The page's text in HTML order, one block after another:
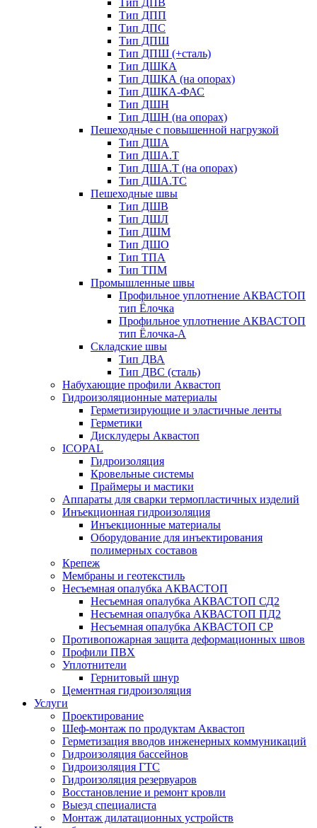
Тип ДПВ
Тип ДПП
Тип ДПС
Тип ДПШ
Тип ДПШ (+сталь)
Тип ДШКА
Тип ДШКА (на опорах)
Тип ДШКА-ФАС
Тип ДШН
Тип ДШН (на опорах)
Пешеходные с повышенной нагрузкой
Тип ДША
Тип ДША.Т
Тип ДША.Т (на опорах)
Тип ДША.ТС
Пешеходные швы
Тип ДШВ
Тип ДШЛ
Тип ДШМ
Тип ДШО
Тип ТПА
Тип ТПМ
Промышленные швы
Профильное уплотнение АКВАСТОП
тип Ёлочка
Профильное уплотнение АКВАСТОП
тип Ёлочка-А
Складские швы
Тип ДВА
Тип ДВС (сталь)
Набухающие профили Аквастоп
Гидроизоляционные материалы
Герметизирующие и эластичные ленты
Герметики
Дисклудеры Аквастоп
ICOPAL
Гидроизоляция
Кровельные системы
Праймеры и мастики
Аппараты для сварки термопластичных изделий
Инъекционная гидроизоляция
Инъекционные материалы
Оборудование для инъектирования
полимерных составов
Крепеж
Мембраны и геотекстиль
Несъемная опалубка АКВАСТОП
Несъемная опалубка АКВАСТОП СД2
Несъемная опалубка АКВАСТОП ПД2
Несъемная опалубка АКВАСТОП СР
Противопожарная защита деформационных швов
Профили ПВХ
Уплотнители
Гернитовый шнур
Цементная гидроизоляция
Услуги
Проектирование
Шеф-монтаж по продуктам Аквастоп
Герметизация вводов инженерных коммуникаций
Гидроизоляция бассейнов
Гидроизоляция ГТС
Гидроизоляция резервуаров
Восстановление и ремонт кровли
Выезд специалиста
Монтаж дилатационных устройств